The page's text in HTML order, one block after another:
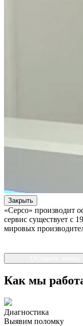
Закрыть
«Серсо» производит
сервис существует с
мировых
Как мы
Диагностика
Выявим поломку